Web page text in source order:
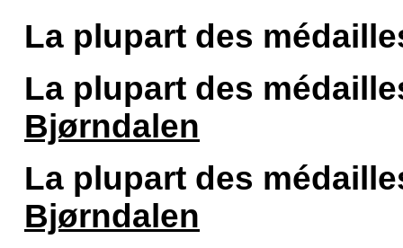
La plupart des
La plupart des
Bjørndalen
La plupart des
Bjørndalen